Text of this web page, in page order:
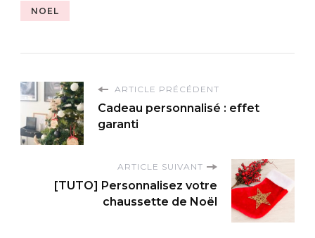
NOEL
ARTICLE PRÉCÉDENT
Cadeau personnalisé : effet
garanti
ARTICLE SUIVANT
[TUTO] Personnalisez votre
chaussette de Noël